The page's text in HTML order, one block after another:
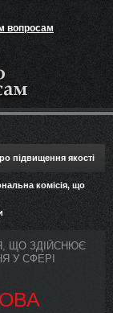
вопросам
підвищення якості
комісія, що
ЩО ЗДІЙСНЮЄ
У СФЕРІ